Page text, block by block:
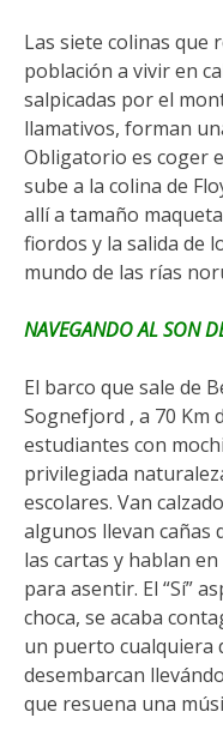
Las siete colinas que
población a vivir en
salpicadas por el
llamativos, forman
Obligatorio es coger
sube a la colina de
allí a tamaño
fiordos y la salida de
mundo de las rías
NAVEGANDO AL SON
El barco que sale de
Sognefjord , a 70 Km
estudiantes con
privilegiada
escolares. Van
algunos llevan cañas
las cartas y hablan
para asentir. El “Sí”
choca, se acaba
un puerto cualquiera
desembarcan
que resuena una